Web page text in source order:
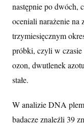
następnie po dwóch,
oceniali narażenie na
trzymiesięcznym
próbki, czyli w
ozon, dwutlenek
stałe.
W analizie DNA
badacze znaleźli 39